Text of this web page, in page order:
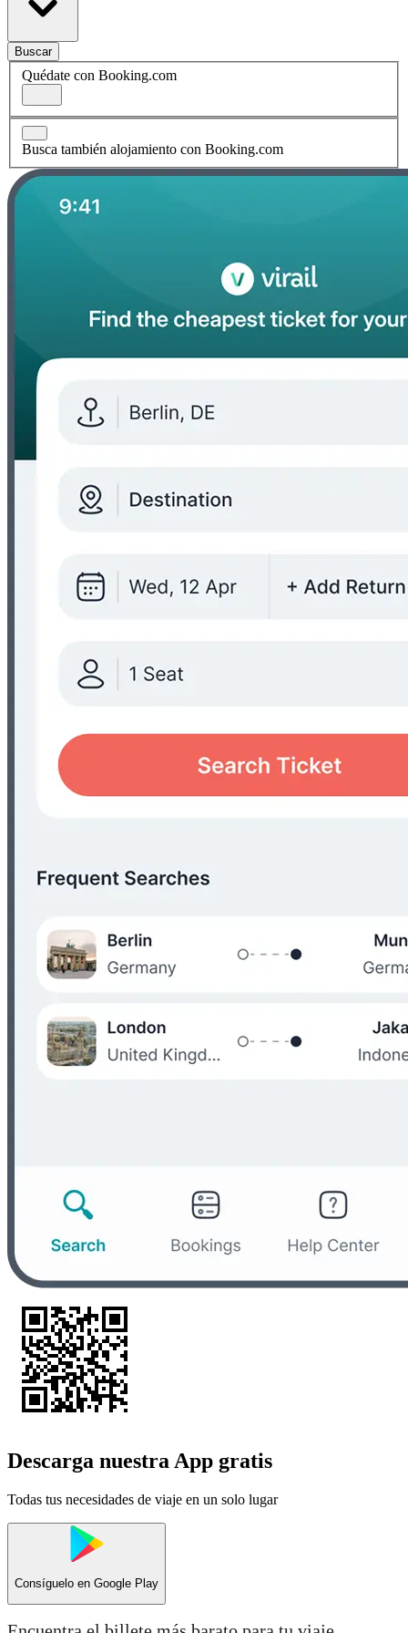
Buscar
Quédate con Booking.com
Busca también alojamiento con Booking.com
Descarga nuestra App gratis
Todas tus necesidades de viaje en un solo lugar
Consíguelo en Google Play